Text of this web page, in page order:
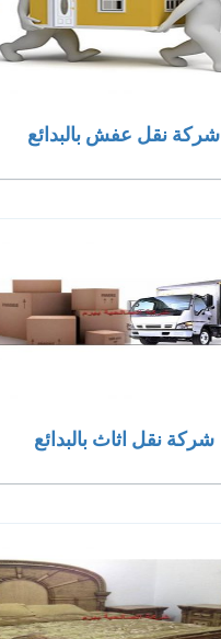
شركة نقل عفش بالبدائع
شركة نقل اثاث بالبدائع